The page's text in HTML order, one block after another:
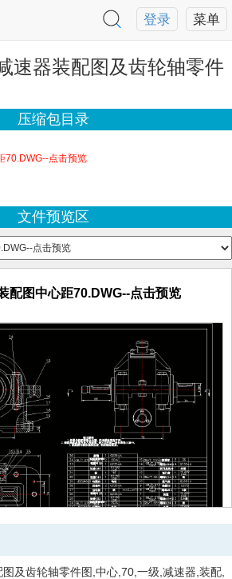
菜单
登录
速器装配图及齿轮轴零件
压缩包目录
70.DWG--点击预览
文件预览区
配图中心距70.DWG--点击预览
及齿轮轴零件图,中心,70,一级,减速器,装配,